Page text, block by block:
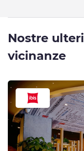
Nostre
vicinanze